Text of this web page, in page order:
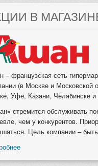
В
– французская сеть
(в Москве и Московской
Уфе, Казани, Челябинске и
стремится обслуживать
чем у конкурентов.
Цель компании –